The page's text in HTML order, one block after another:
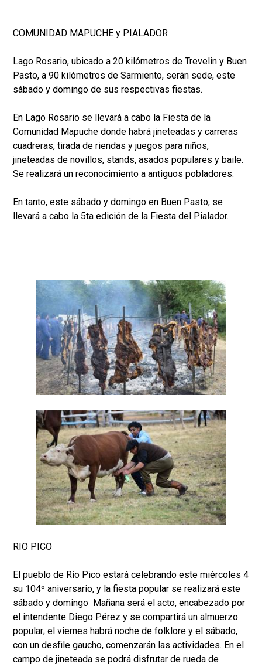
COMUNIDAD MAPUCHE y PIALADOR
Lago Rosario, ubicado a 20 kilómetros de Trevelin y Buen
Pasto, a 90 kilómetros de Sarmiento, serán sede, este
sábado y domingo de sus respectivas fiestas.
En Lago Rosario se llevará a cabo la Fiesta de la
Comunidad Mapuche donde habrá jineteadas y carreras
cuadreras, tirada de riendas y juegos para niños,
jineteadas de novillos, stands, asados populares y baile.
Se realizará un reconocimiento a antiguos pobladores.
En tanto, este sábado y domingo en Buen Pasto, se
llevará a cabo la 5ta edición de la Fiesta del Pialador.
RIO PICO
El pueblo de Río Pico estará celebrando este miércoles 4
su 104º aniversario, y la fiesta popular se realizará este
sábado y domingo Mañana será el acto, encabezado por
el intendente Diego Pérez y se compartirá un almuerzo
popular; el viernes habrá noche de folklore y el sábado,
con un desfile gaucho, comenzarán las actividades. En el
campo de jineteada se podrá disfrutar de rueda de